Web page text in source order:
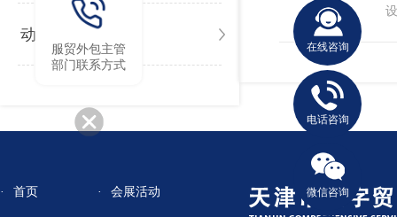
动态
首页 会展活动
在线咨询
电话咨询
微信咨询
服贸外包主管
部门联系方式